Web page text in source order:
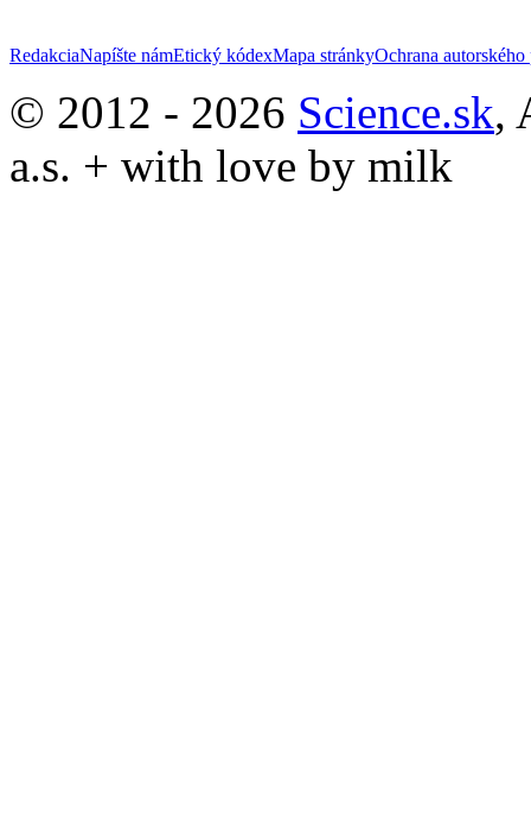
RedakciaNapíšte námEtický kódexMapa stránkyOchrana autorského
© 2012 - 2026 Science.sk,
a.s. + with love by milk